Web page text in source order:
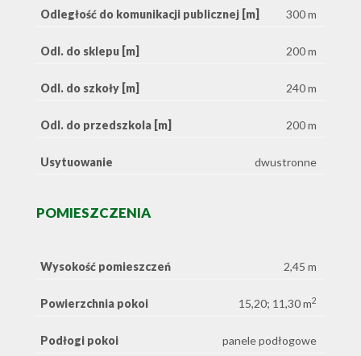
Odległość do komunikacji publicznej [m] 300 m
Odl. do sklepu [m] 200 m
Odl. do szkoły [m] 240 m
Odl. do przedszkola [m] 200 m
Usytuowanie dwustronne
POMIESZCZENIA
Wysokość pomieszczeń 2,45 m
Powierzchnia pokoi 15,20; 11,30 m2
Podłogi pokoi panele podłogowe